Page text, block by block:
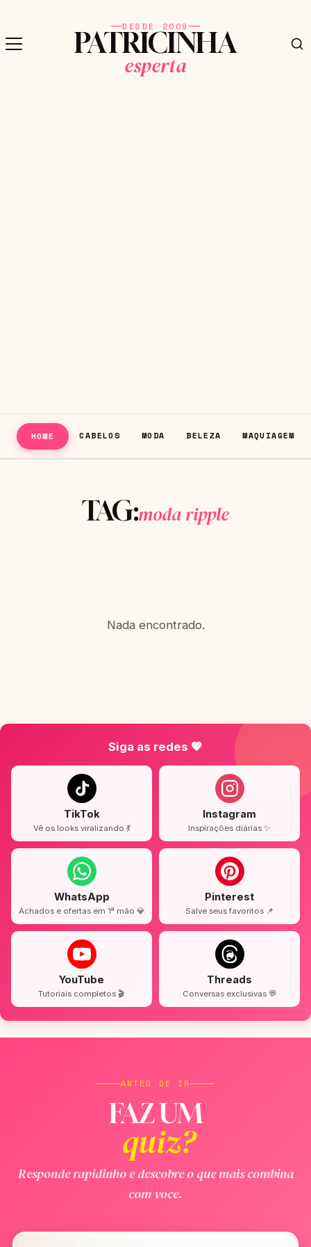
DESDE 2009
PATRICINHA
esperta
HOME CABELOS MODA BELEZA MAQUIAGEM
TAG:moda ripple
Nada encontrado.
Siga as redes 💖
TikTok
Vê os looks viralizando 💃
Instagram
Inspirações diárias ✨
WhatsApp
Achados e ofertas em 1ª mão 💎
Pinterest
Salve seus favoritos 📌
YouTube
Tutoriais completos 🎬
Threads
Conversas exclusivas 💬
ANTES DE IR
FAZ UM
quiz?
Responde rapidinho e descobre o que mais combina
com voce.